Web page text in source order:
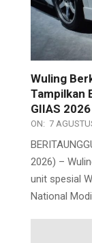
Wuling
Tampilkan
GIIAS 2026
ON: 7
2026) –
unit spesial
National